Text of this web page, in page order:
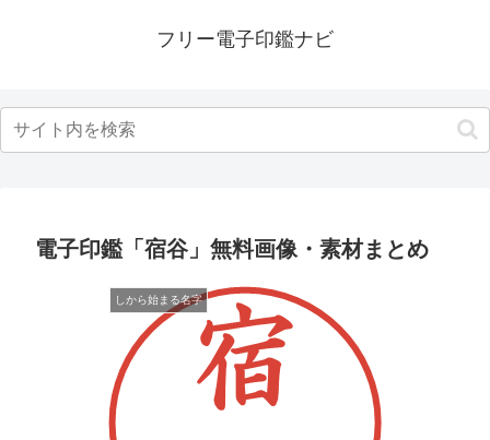
フリー電子印鑑ナビ
電子印鑑「宿谷」無料画像・素材まとめ
しから始まる名字